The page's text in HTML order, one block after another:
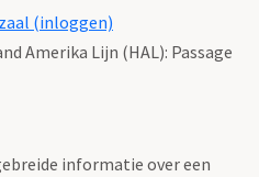
(inloggen)
Amerika Lijn (HAL): Passage
informatie over een